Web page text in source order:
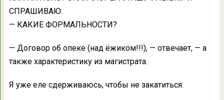
СПРАШИВАЮ:
— КАКИЕ ФОРМАЛЬНОСТИ?
— Договор об опеке (над ёжиком!!!), — отвечает, — а
также характеристику из магистрата.
Я уже еле сдерживаюсь, чтобы не закатиться: